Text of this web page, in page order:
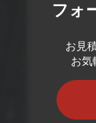
フォ
お見
お気